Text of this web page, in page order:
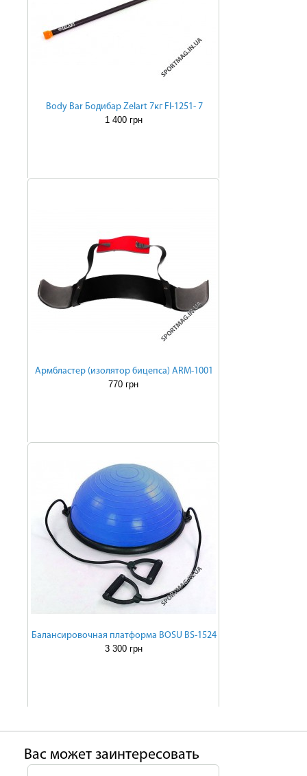
Body Bar Бодибар Zelart 7кг FI-1251- 7
1 400 грн
Армбластер (изолятор бицепса) ARM-1001
770 грн
Балансировочная платформа BOSU BS-1524
3 300 грн
Ваc может заинтересовать